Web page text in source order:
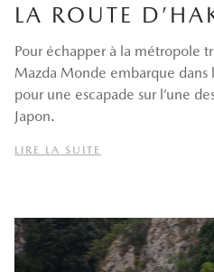
LA ROUTE
Pour échapper à la métropole
Mazda Monde embarque dans
pour une escapade sur l’une
Japon.
LIRE LA SUITE